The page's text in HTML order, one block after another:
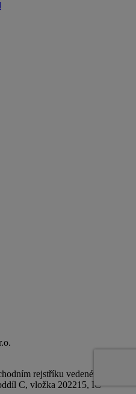
rejstříku vedeném u
C, vložka 202215, IČ